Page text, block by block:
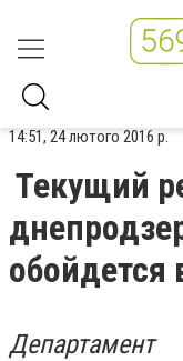
14:51, 24 лютого 2016 р.
Текущий
обойдется